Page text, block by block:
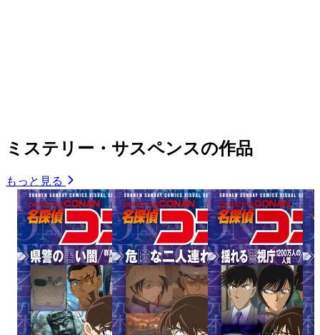
ミステリー・サスペンスの作品
もっと見る